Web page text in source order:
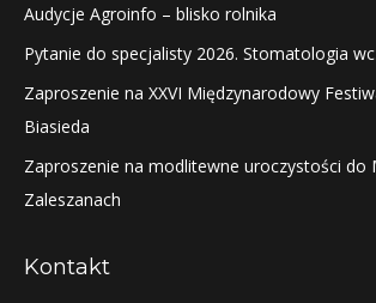
Audycje Agroinfo – blisko rolnika
Pytanie do specjalisty 2026. Stomatologia
Zaproszenie na XXVI Międzynarodowy
Biasieda
Zaproszenie na modlitewne uroczystości do
Zaleszanach
Kontakt